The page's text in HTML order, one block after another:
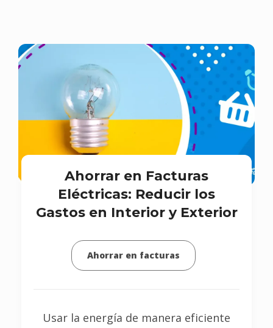
Ahorrar en Facturas
Eléctricas: Reducir los
Gastos en Interior y Exterior
Ahorrar en facturas
Usar la energía de manera eficiente